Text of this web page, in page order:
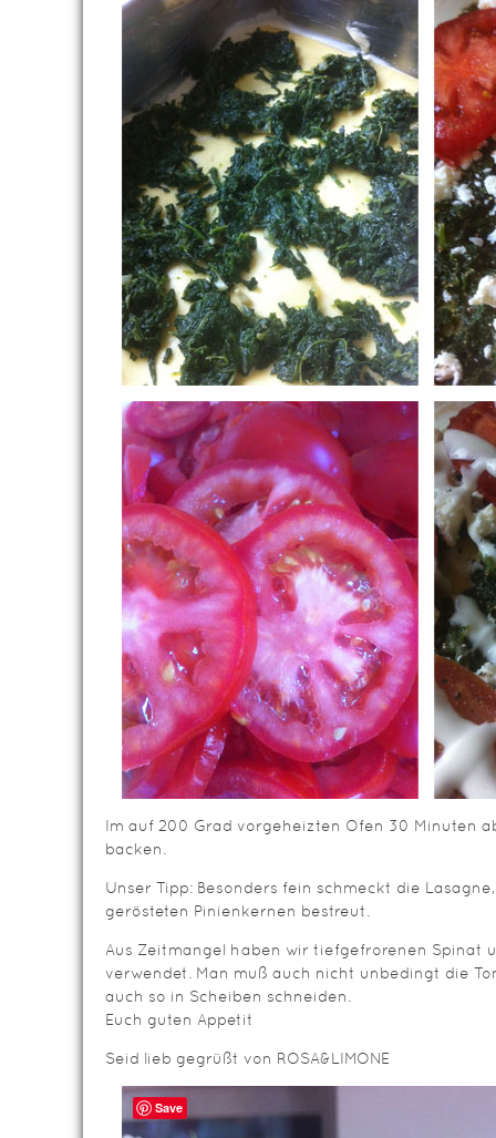
Im auf 200 Grad vorgeheizten Ofen 30 Minuten
backen.
Unser Tipp: Besonders fein schmeckt die
gerösteten Pinienkernen bestreut.
Aus Zeitmangel haben wir tiefgefrorenen Spinat
verwendet. Man muß auch nicht unbedingt die
auch so in Scheiben schneiden.
Euch guten Appetit
Seid lieb gegrüßt von ROSA&LIMONE
Save